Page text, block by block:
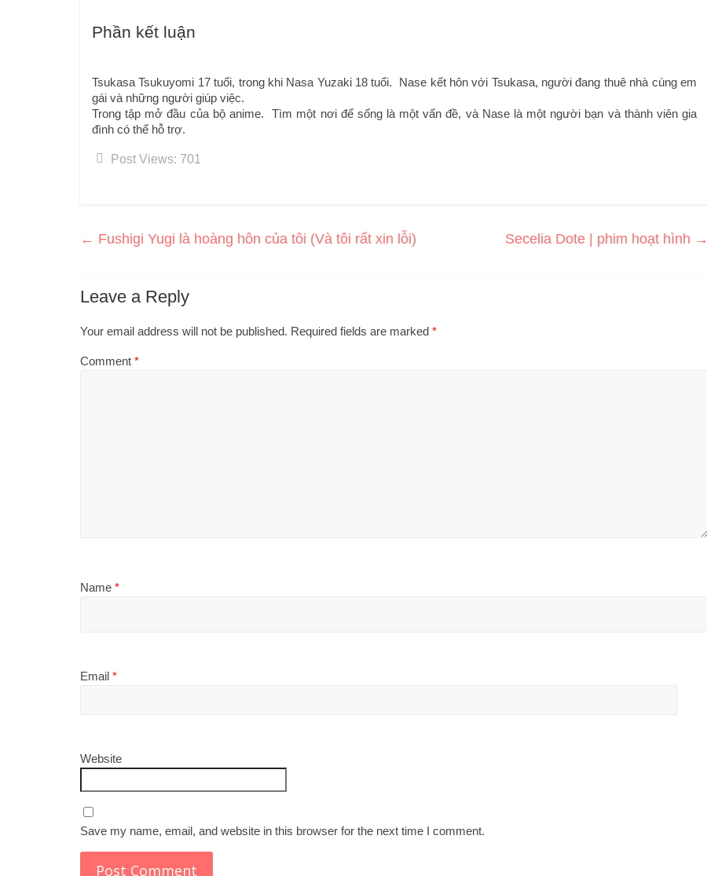
Phần kết luận
Tsukasa Tsukuyomi 17 tuổi, trong khi Nasa Yuzaki 18 tuổi.  Nase kết hôn với Tsukasa, người đang thuê nhà cùng em
gái và những người giúp việc.
Trong tập mở đầu của bộ anime.  Tìm một nơi để sống là một vấn đề, và Nase là một người bạn và thành viên gia
đình có thể hỗ trợ.
Post Views: 701
← Fushigi Yugi là hoàng hôn của tôi (Và tôi rất xin lỗi) Secelia Dote | phim hoạt hình →
Leave a Reply
Your email address will not be published. Required fields are marked *
Comment *
Name *
Email *
Website
Save my name, email, and website in this browser for the next time I comment.